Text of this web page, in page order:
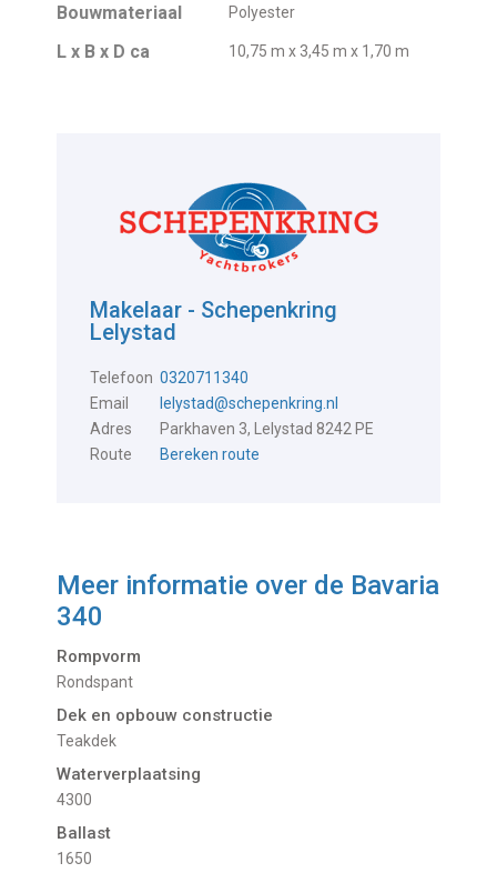
Bouwmateriaal Polyester
L x B x D ca 10,75 m x 3,45 m x 1,70 m
Makelaar - Schepenkring
Lelystad
Telefoon 0320711340
Email
lelystad@schepenkring.nl
Adres
Parkhaven 3, Lelystad 8242 PE
Route
Bereken route
Meer informatie over de Bavaria
340
Rompvorm
Rondspant
Dek en opbouw constructie
Teakdek
Waterverplaatsing
4300
Ballast
1650